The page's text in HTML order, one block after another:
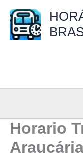
para
Horario